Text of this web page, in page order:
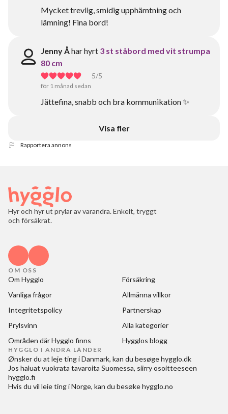
Mycket trevlig, smidig upphämtning och
lämning! Fina bord!
Jenny Åhar hyrt 3 st ståbord med vit strumpa
80 cm
5/5
för 1 månad sedan
Jättefina, snabb och bra kommunikation ✨
Visa fler
Rapportera annons
Hyr och hyr ut prylar av varandra. Enkelt, tryggt
och försäkrat.
OM OSS
Om Hygglo
Försäkring
Vanliga frågor
Allmänna villkor
Integritetspolicy
Partnerskap
Prylsvinn
Alla kategorier
Områden där Hygglo finns
Hygglos blogg
HYGGLO I ANDRA LÄNDER
Ønsker du at leje ting i Danmark, kan du besøgehygglo.dk
Jos haluat vuokrata tavaroita Suomessa, siirry osoitteeseen
hygglo.fi
Hvis du vil leie ting i Norge, kan du besøkehygglo.no